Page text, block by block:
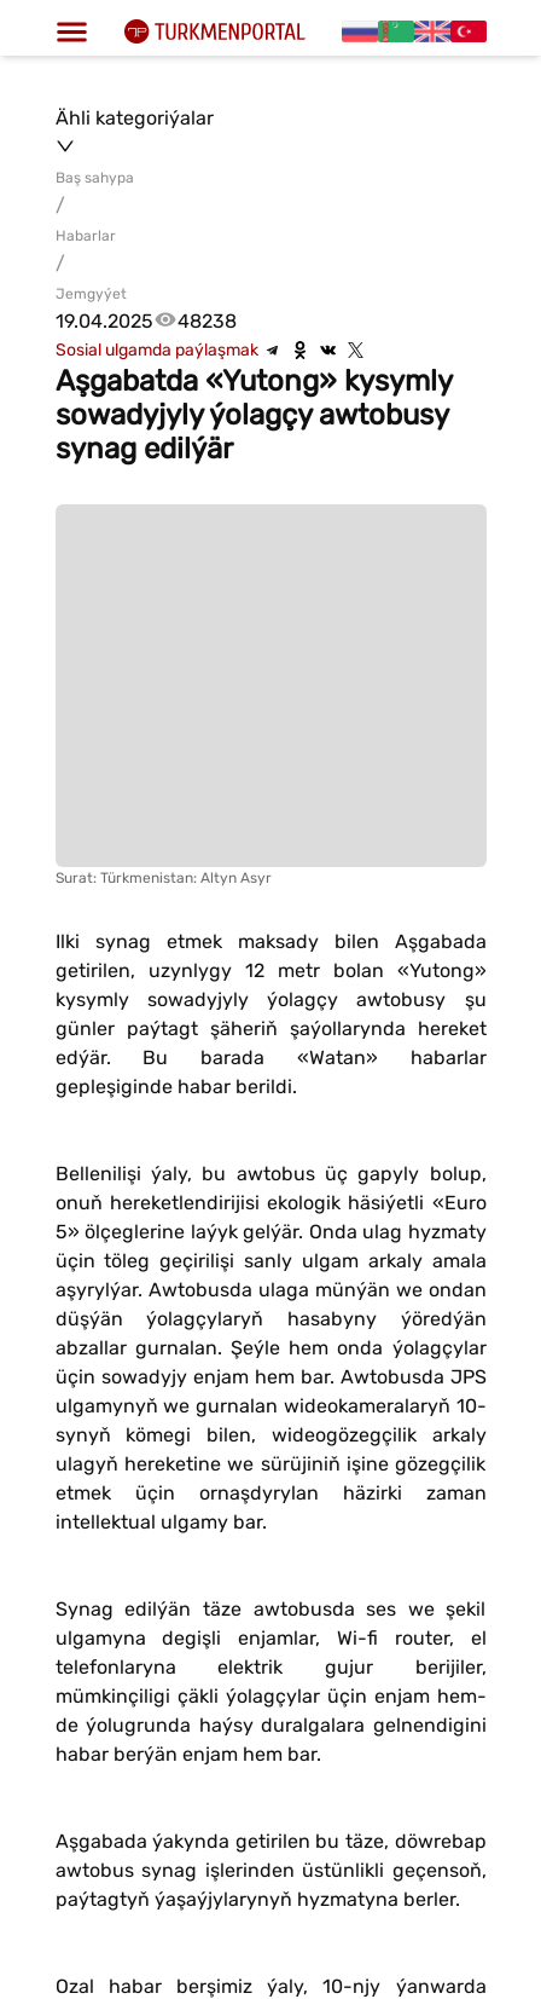
Ähli kategoriýalar
Baş sahypa
/
Habarlar
/
Jemgyýet
19.04.2025 48238
Sosial ulgamda paýlaşmak
Aşgabatda «Yutong» kysymly
sowadyjyly ýolagçy awtobusy
synag edilýär
Surat: Türkmenistan: Altyn Asyr
Ilki synag etmek maksady bilen Aşgabada
getirilen, uzynlygy 12 metr bolan «Yutong»
kysymly sowadyjyly ýolagçy awtobusy şu
günler paýtagt şäheriň şaýollarynda hereket
edýär. Bu barada «Watan» habarlar
gepleşiginde habar berildi.
Bellenilişi ýaly, bu awtobus üç gapyly bolup,
onuň hereketlendirijisi ekologik häsiýetli «Euro
5» ölçeglerine laýyk gelýär. Onda ulag hyzmaty
üçin töleg geçirilişi sanly ulgam arkaly amala
aşyrylýar. Awtobusda ulaga münýän we ondan
düşýän ýolagçylaryň hasabyny ýöredýän
abzallar gurnalan. Şeýle hem onda ýolagçylar
üçin sowadyjy enjam hem bar. Awtobusda JPS
ulgamynyň we gurnalan wideokameralaryň 10-
synyň kömegi bilen, wideogözegçilik arkaly
ulagyň hereketine we sürüjiniň işine gözegçilik
etmek üçin ornaşdyrylan häzirki zaman
intellektual ulgamy bar.
Synag edilýän täze awtobusda ses we şekil
ulgamyna degişli enjamlar, Wi-fi router, el
telefonlaryna elektrik gujur berijiler,
mümkinçiligi çäkli ýolagçylar üçin enjam hem-
de ýolugrunda haýsy duralgalara gelnendigini
habar berýän enjam hem bar.
Aşgabada ýakynda getirilen bu täze, döwrebap
awtobus synag işlerinden üstünlikli geçensoň,
paýtagtyň ýaşaýjylarynyň hyzmatyna berler.
Ozal habar berşimiz ýaly, 10-njy ýanwarda